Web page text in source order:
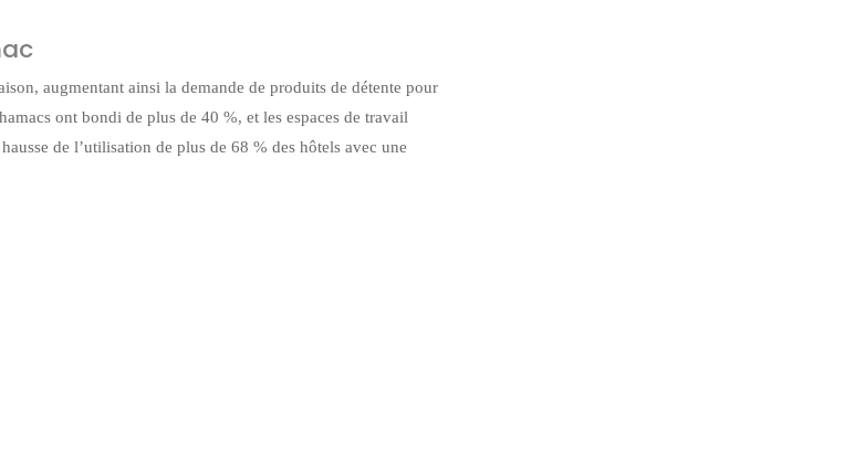
augmentant ainsi la demande de produits de détente pour
ont bondi de plus de 40 %, et les espaces de travail
de l’utilisation de plus de 68 % des hôtels avec une